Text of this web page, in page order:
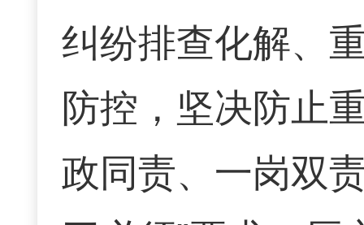
纠纷排查化解、
防控，坚决防止
政同责、一岗双